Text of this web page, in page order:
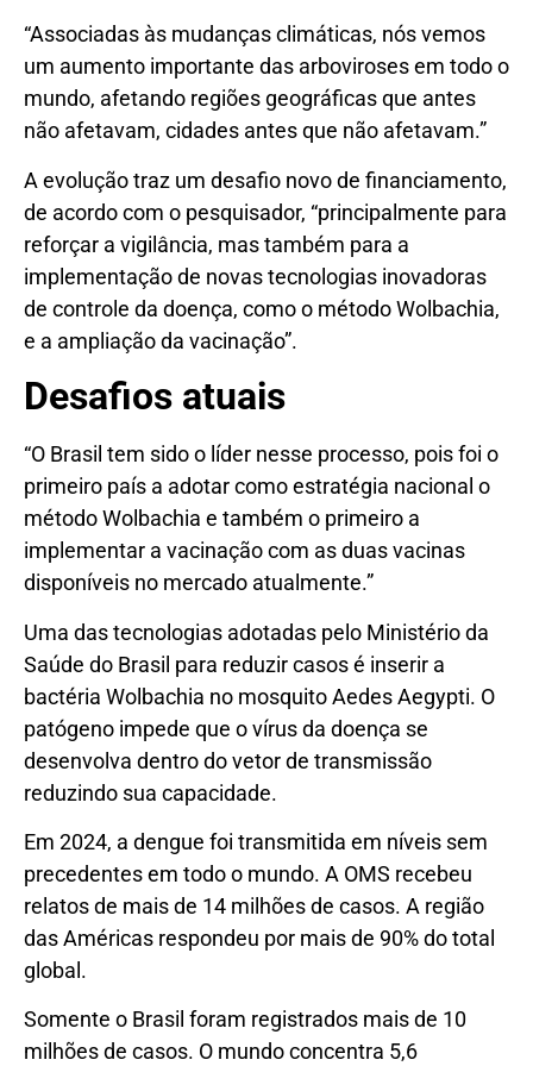
“Associadas às mudanças climáticas, nós vemos
um aumento importante das arboviroses em todo o
mundo, afetando regiões geográficas que antes
não afetavam, cidades antes que não afetavam.”
A evolução traz um desafio novo de financiamento,
de acordo com o pesquisador, “principalmente para
reforçar a vigilância, mas também para a
implementação de novas tecnologias inovadoras
de controle da doença, como o método Wolbachia,
e a ampliação da vacinação”.
Desafios atuais
“O Brasil tem sido o líder nesse processo, pois foi o
primeiro país a adotar como estratégia nacional o
método Wolbachia e também o primeiro a
implementar a vacinação com as duas vacinas
disponíveis no mercado atualmente.”
Uma das tecnologias adotadas pelo Ministério da
Saúde do Brasil para reduzir casos é inserir a
bactéria Wolbachia no mosquito Aedes Aegypti. O
patógeno impede que o vírus da doença se
desenvolva dentro do vetor de transmissão
reduzindo sua capacidade.
Em 2024, a dengue foi transmitida em níveis sem
precedentes em todo o mundo. A OMS recebeu
relatos de mais de 14 milhões de casos. A região
das Américas respondeu por mais de 90% do total
global.
Somente o Brasil foram registrados mais de 10
milhões de casos. O mundo concentra 5,6